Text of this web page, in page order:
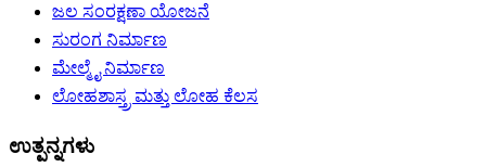
ಜಲ ಸಂರಕ್ಷಣಾ ಯೋಜನೆ
ಸುರಂಗ ನಿರ್ಮಾಣ
ಮೇಲ್ಮೈ ನಿರ್ಮಾಣ
ಲೋಹಶಾಸ್ತ್ರ ಮತ್ತು ಲೋಹ ಕೆಲಸ
ಉತ್ಪನ್ನಗಳು